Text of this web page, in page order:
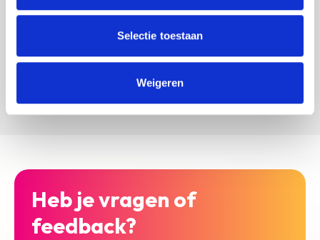
Selectie toestaan
Weigeren
zijn bij deze JGZ-richtlijn.
Versturen
Heb je vragen of
feedback?